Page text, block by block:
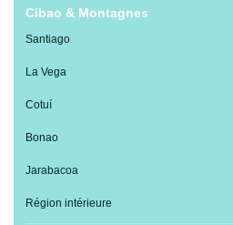
Cibao & Montagnes
Santiago
La Vega
Cotuí
Bonao
Jarabacoa
Région intérieure